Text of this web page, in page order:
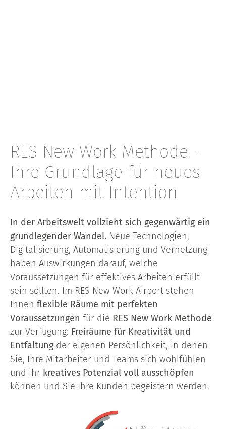
RES New Work Methode –
Ihre Grundlage für neues
Arbeiten mit Intention
In der Arbeitswelt vollzieht sich gegenwärtig ein
grundlegender Wandel. Neue Technologien,
Digitalisierung, Automatisierung und Vernetzung
haben Auswirkungen darauf, welche
Voraussetzungen für effektives Arbeiten erfüllt
sein sollten. Im RES New Work Airport stehen
Ihnen flexible Räume mit perfekten
Voraussetzungen für die RES New Work Methode
zur Verfügung: Freiräume für Kreativität und
Entfaltungder eigenen Persönlichkeit, in denen
Sie, Ihre Mitarbeiter und Teams sich wohlfühlen
und ihr kreatives Potenzial voll ausschöpfen
können und Sie Ihre Kunden begeistern werden.